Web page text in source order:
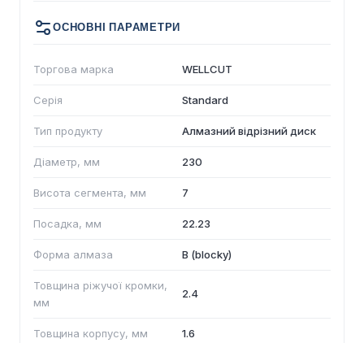
ОСНОВНІ ПАРАМЕТРИ
Торгова марка WELLCUT
Серія Standard
Тип продукту Алмазний відрізний диск
Діаметр, мм 230
Висота сегмента, мм 7
Посадка, мм 22.23
Форма алмаза B (blocky)
Товщина ріжучої кромки,
мм
2.4
Товщина корпусу, мм 1.6